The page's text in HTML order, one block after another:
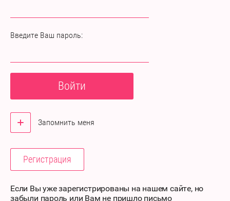
Введите Ваш пароль:
Войти
Запомнить меня
Регистрация
Если Вы уже зарегистрированы на нашем сайте, но
забыли пароль или Вам не пришло письмо